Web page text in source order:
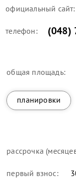
официальный сайт:
телефон: (048)
общая площадь:
планировки
рассрочка
первый взнос: